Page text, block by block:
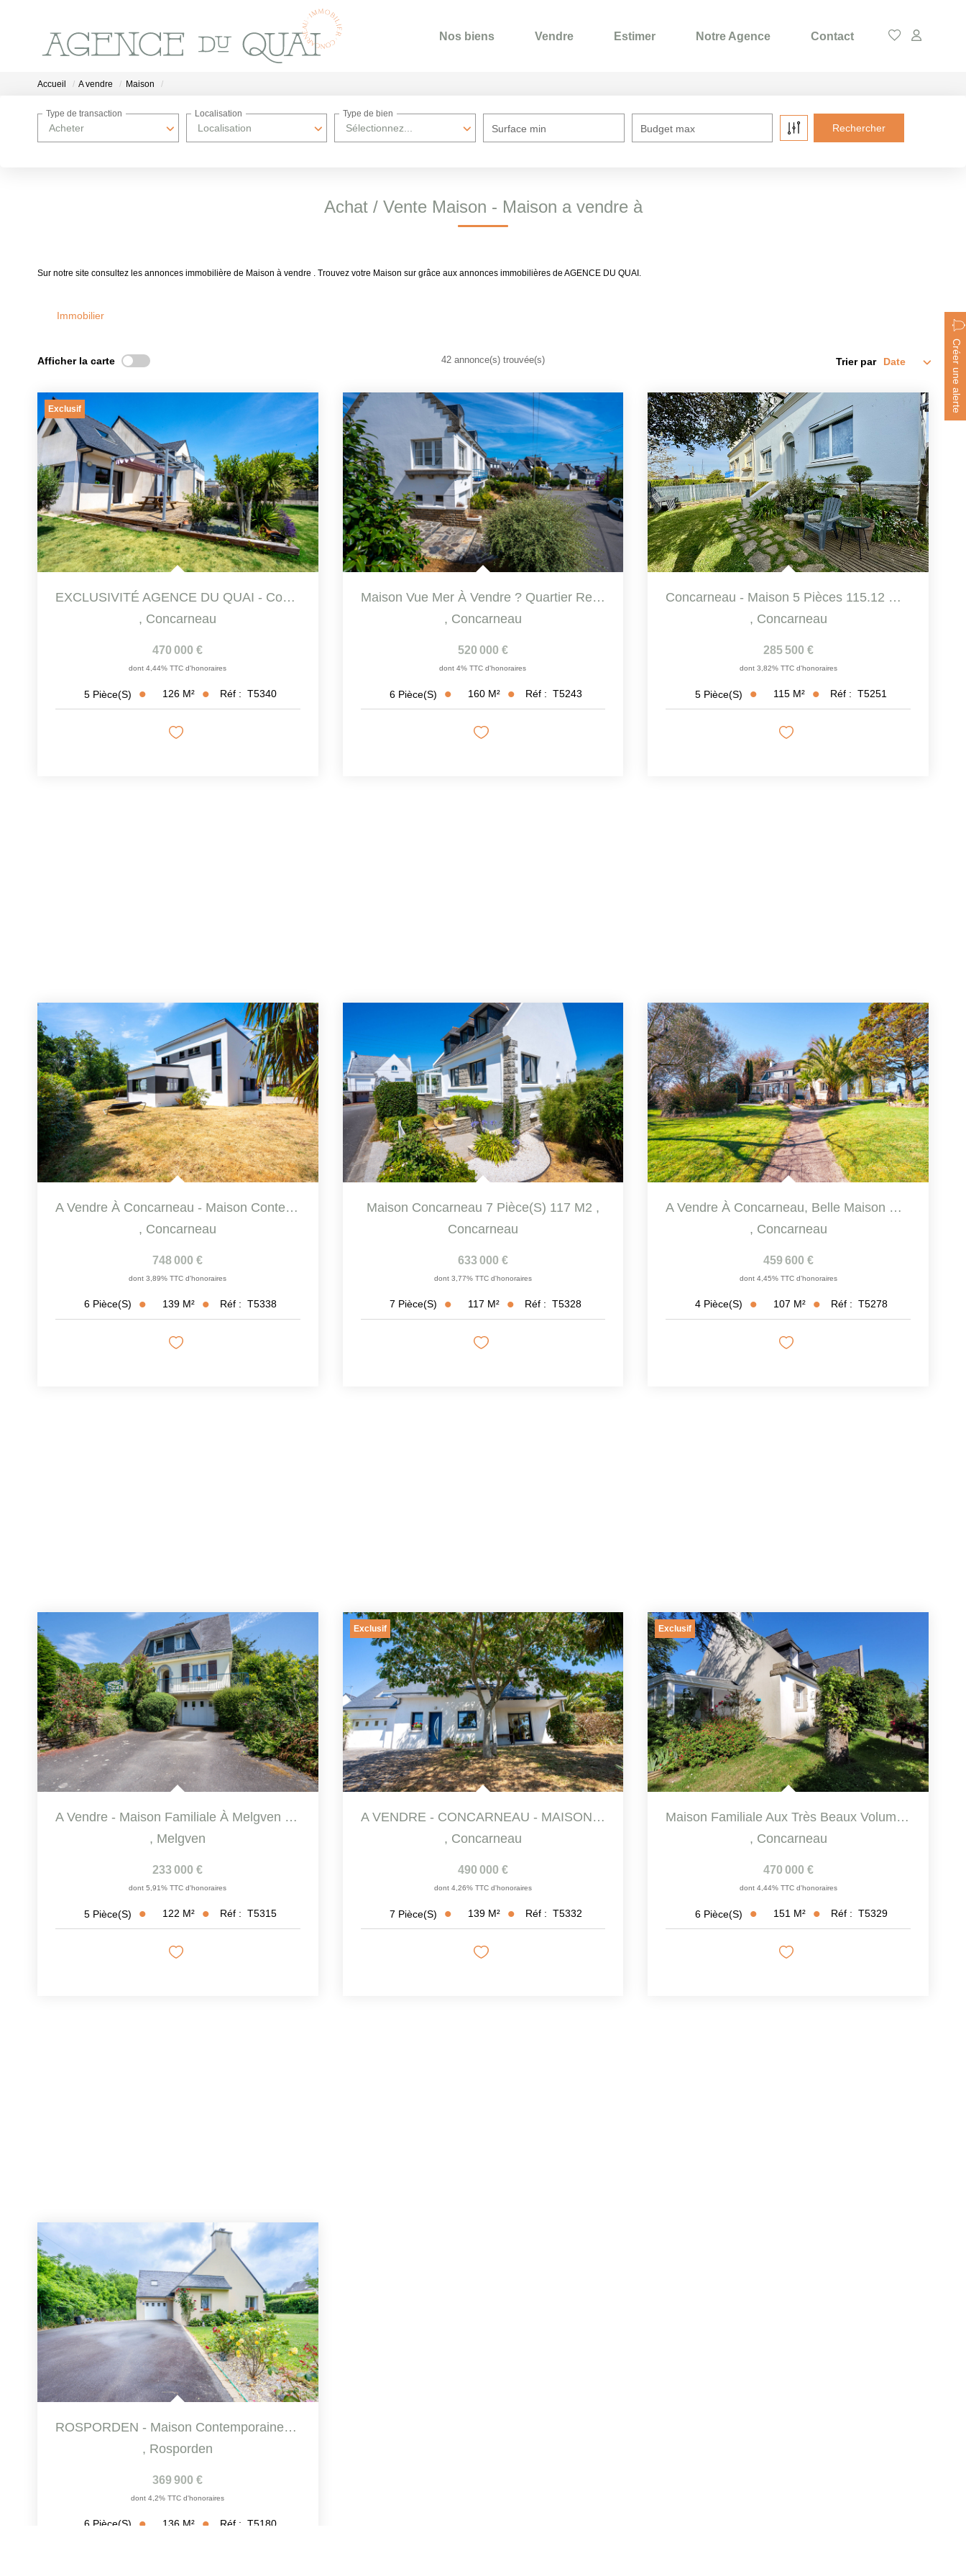
Nos biens Vendre Estimer Notre Agence Contact
Accueil A vendre Maison
Acheter
Type de transaction
Localisation
Localisation
Sélectionnez...
Type de bien
Surface min Budget max
Achat / Vente Maison - Maison a vendre à
Sur notre site consultez les annonces immobilière de Maison à vendre . Trouvez votre Maison sur grâce aux annonces immobilières de AGENCE DU QUAI.
Immobilier
Créer une alerte
Afficher la carte 42 annonce(s) trouvée(s) Trier par
Exclusif
EXCLUSIVITÉ AGENCE DU QUAI - Contemporaine 5 Pièce(s)...
, Concarneau
470 000 €
dont 4,44% TTC d'honoraires
5 Pièce(s) 126 M² Réf : T5340
Maison Vue Mer À Vendre ? Quartier Recherché Du Rouz ?...
, Concarneau
520 000 €
dont 4% TTC d'honoraires
6 Pièce(s) 160 M² Réf : T5243
Concarneau - Maison 5 Pièces 115.12 M², Rénovée Et...
, Concarneau
285 500 €
dont 3,82% TTC d'honoraires
5 Pièce(s) 115 M² Réf : T5251
A Vendre À Concarneau - Maison Contemporaine Avec Vue Mer...
, Concarneau
748 000 €
dont 3,89% TTC d'honoraires
6 Pièce(s) 139 M² Réf : T5338
Maison Concarneau 7 Pièce(s) 117 M2 ,
Concarneau
633 000 €
dont 3,77% TTC d'honoraires
7 Pièce(s) 117 M² Réf : T5328
A Vendre À Concarneau, Belle Maison De Caractère De 106.67...
, Concarneau
459 600 €
dont 4,45% TTC d'honoraires
4 Pièce(s) 107 M² Réf : T5278
A Vendre - Maison Familiale À Melgven De 122 M² Sur Plus De...
, Melgven
233 000 €
dont 5,91% TTC d'honoraires
5 Pièce(s) 122 M² Réf : T5315
Exclusif
A VENDRE - CONCARNEAU - MAISON FAMILIALE DE 140 M² ENV DANS...
, Concarneau
490 000 €
dont 4,26% TTC d'honoraires
7 Pièce(s) 139 M² Réf : T5332
Exclusif
Maison Familiale Aux Très Beaux Volumes À Vendre À...
, Concarneau
470 000 €
dont 4,44% TTC d'honoraires
6 Pièce(s) 151 M² Réf : T5329
ROSPORDEN - Maison Contemporaine 6 Pièces De 136 M² Sur...
, Rosporden
369 900 €
dont 4,2% TTC d'honoraires
6 Pièce(s) 136 M² Réf : T5180